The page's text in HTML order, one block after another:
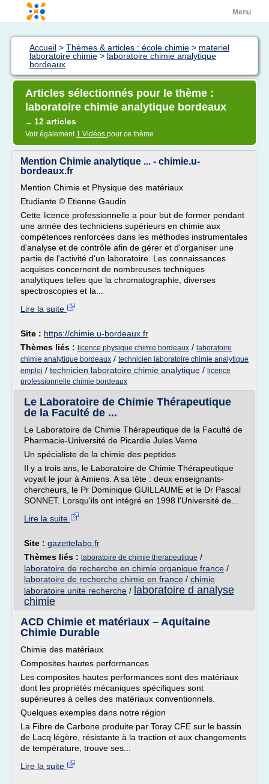
Menu
Accueil > Thèmes & articles : école chimie > materiel
laboratoire chimie > laboratoire chimie analytique
bordeaux
Articles sélectionnés pour le thème :
laboratoire chimie analytique bordeaux
→ 12 articles
Voir également 1 Vidéos pour ce thème
Mention Chimie analytique ... - chimie.u-
bordeaux.fr
Mention Chimie et Physique des matériaux
Etudiante © Etienne Gaudin
Cette licence professionnelle a pour but de former pendant
une année des techniciens supérieurs en chimie aux
compétences renforcées dans les méthodes instrumentales
d'analyse et de contrôle afin de gérer et d'organiser une
partie de l'activité d'un laboratoire. Les connaissances
acquises concernent de nombreuses techniques
analytiques telles que la chromatographie, diverses
spectroscopies et la...
Lire la suite
Site : https://chimie.u-bordeaux.fr
Thèmes liés : licence physique chimie bordeaux / laboratoire
chimie analytique bordeaux / technicien laboratoire chimie analytique
emploi / technicien laboratoire chimie analytique / licence
professionnelle chimie bordeaux
Le Laboratoire de Chimie Thérapeutique
de la Faculté de ...
Le Laboratoire de Chimie Thérapeutique de la Faculté de
Pharmacie-Université de Picardie Jules Verne
Un spécialiste de la chimie des peptides
Il y a trois ans, le Laboratoire de Chimie Thérapeutique
voyait le jour à Amiens. A sa tête : deux enseignants-
chercheurs, le Pr Dominique GUILLAUME et le Dr Pascal
SONNET. Lorsqu'ils ont intégré en 1998 l'Université de...
Lire la suite
Site : gazettelabo.fr
Thèmes liés : laboratoire de chimie therapeutique /
laboratoire de recherche en chimie organique france /
laboratoire de recherche chimie en france / chimie
laboratoire unite recherche / laboratoire d analyse
chimie
ACD Chimie et matériaux – Aquitaine
Chimie Durable
Chimie des matériaux
Composites hautes performances
Les composites hautes performances sont des matériaux
dont les propriétés mécaniques spécifiques sont
supérieures à celles des matériaux conventionnels.
Quelques exemples dans notre région
La Fibre de Carbone produite par Toray CFE sur le bassin
de Lacq légère, résistante à la traction et aux changements
de température, trouve ses...
Lire la suite